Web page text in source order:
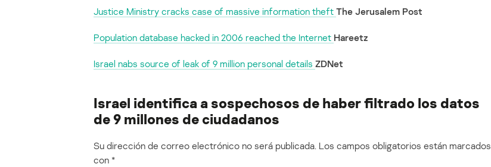
Justice Ministry cracks case of massive information theft The Jerusalem Post
Population database hacked in 2006 reached the Internet Hareetz
Israel nabs source of leak of 9 million personal details ZDNet
Israel identifica a sospechosos de haber filtrado los datos
de 9 millones de ciudadanos
Su dirección de correo electrónico no será publicada. Los campos obligatorios están marcados
con *